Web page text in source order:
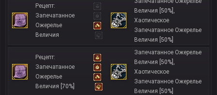
Рецепт:
Запечатанное
Ожерелье
Величия
Величия [50%] ,
Хаотическое
Запечатанное Ожерелье
Величия [50%]
Рецепт:
Запечатанное
Ожерелье
Величия [70%]
Запечатанное Ожерелье
Величия [50%] ,
Хаотическое
Запечатанное Ожерелье
Величия [50%]